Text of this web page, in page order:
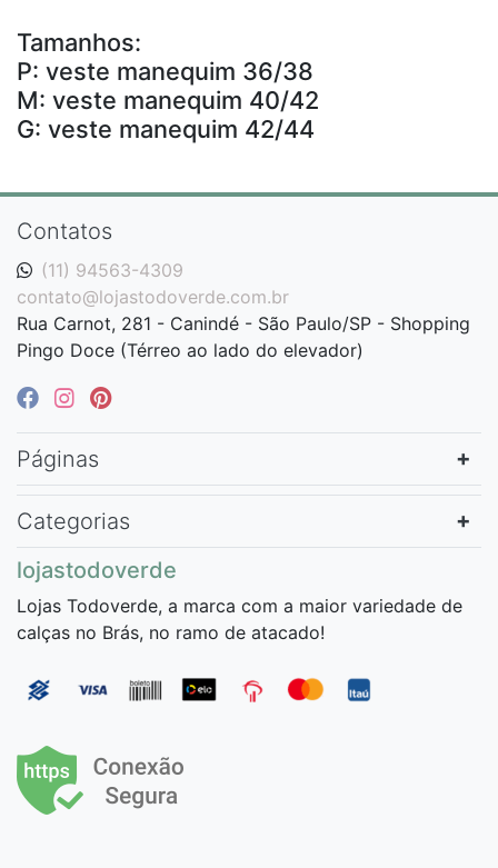
Tamanhos:
P: veste manequim 36/38
M: veste manequim 40/42
G: veste manequim 42/44
Contatos
(11) 94563-4309
contato@lojastodoverde.com.br
Rua Carnot, 281 - Canindé - São Paulo/SP - Shopping
Pingo Doce (Térreo ao lado do elevador)
Páginas
Categorias
lojastodoverde
Lojas Todoverde, a marca com a maior variedade de
calças no Brás, no ramo de atacado!